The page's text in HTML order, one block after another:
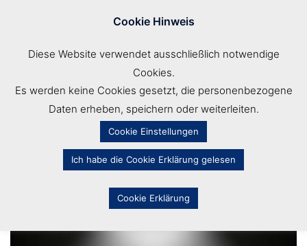
Verkaufszyklus vs.
Entscheidungszyklus
Cookie Hinweis
Diese Website verwendet ausschließlich notwendige
Cookies.
Es werden keine Cookies gesetzt, die personenbezogene
Daten erheben, speichern oder weiterleiten.
Cookie Einstellungen
Ich habe die Cookie Erklärung gelesen
Cookie Erklärung